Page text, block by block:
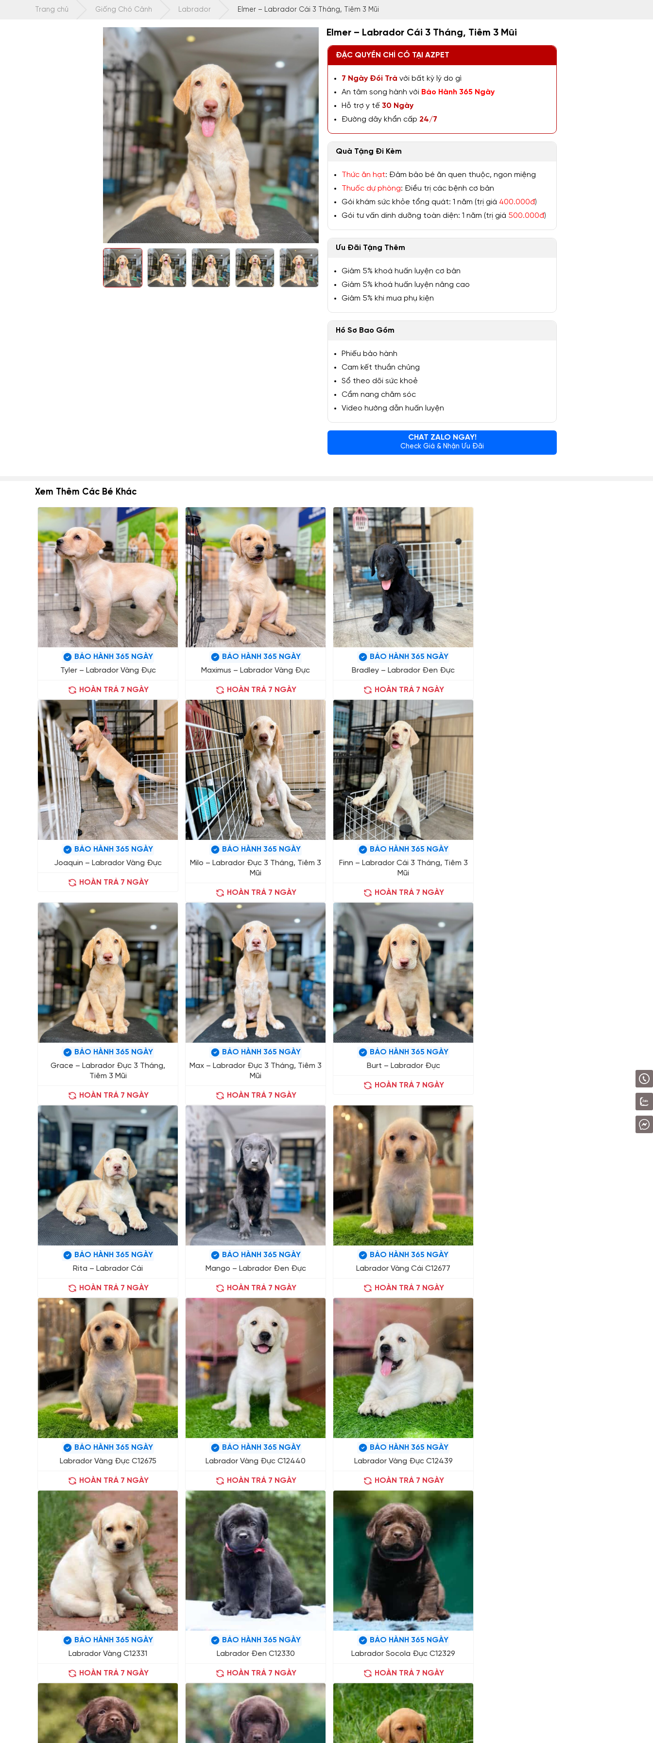
Trang chủ Giống Chó Cảnh Labrador Elmer – Labrador Cái 3 Tháng, Tiêm 3 Mũi
1/5
Elmer – Labrador Cái 3 Tháng, Tiêm 3 Mũi
ĐẶC QUYỀN CHỈ CÓ TẠI AZPET
7 Ngày Đổi Trả với bất kỳ lý do gì
An tâm song hành với Bảo Hành 365 Ngày
Hỗ trợ y tế 30 Ngày
Đường dây khẩn cấp 24/7
Quà Tặng Đi Kèm
Thức ăn hạt: Đảm bảo bé ăn quen thuộc, ngon miệng
Thuốc dự phòng: Điều trị các bệnh cơ bản
Gói khám sức khỏe tổng quát: 1 năm (trị giá 400.000đ)
Gói tư vấn dinh dưỡng toàn diện: 1 năm (trị giá 500.000đ)
Ưu Đãi Tặng Thêm
Giảm 5% khoá huấn luyện cơ bản
Giảm 5% khoá huấn luyện nâng cao
Giảm 5% khi mua phụ kiện
Hồ Sơ Bao Gồm
Phiếu bảo hành
Cam kết thuần chủng
Sổ theo dõi sức khoẻ
Cẩm nang chăm sóc
Video hướng dẫn huấn luyện
CHAT ZALO NGAY!
Check Giá & Nhận Ưu Đãi
Xem Thêm Các Bé Khác
BẢO HÀNH 365 NGÀY
Tyler – Labrador Vàng Đực
HOÀN TRẢ 7 NGÀY
BẢO HÀNH 365 NGÀY
Maximus – Labrador Vàng Đực
HOÀN TRẢ 7 NGÀY
BẢO HÀNH 365 NGÀY
Bradley – Labrador Đen Đực
HOÀN TRẢ 7 NGÀY
BẢO HÀNH 365 NGÀY
Joaquin – Labrador Vàng Đực
HOÀN TRẢ 7 NGÀY
BẢO HÀNH 365 NGÀY
Milo – Labrador Đực 3 Tháng, Tiêm 3
Mũi
HOÀN TRẢ 7 NGÀY
BẢO HÀNH 365 NGÀY
Finn – Labrador Cái 3 Tháng, Tiêm 3
Mũi
HOÀN TRẢ 7 NGÀY
BẢO HÀNH 365 NGÀY
Grace – Labrador Đực 3 Tháng,
Tiêm 3 Mũi
HOÀN TRẢ 7 NGÀY
BẢO HÀNH 365 NGÀY
Max – Labrador Đực 3 Tháng, Tiêm 3
Mũi
HOÀN TRẢ 7 NGÀY
BẢO HÀNH 365 NGÀY
Burt – Labrador Đực
HOÀN TRẢ 7 NGÀY
BẢO HÀNH 365 NGÀY
Rita – Labrador Cái
HOÀN TRẢ 7 NGÀY
BẢO HÀNH 365 NGÀY
Mango – Labrador Đen Đực
HOÀN TRẢ 7 NGÀY
BẢO HÀNH 365 NGÀY
Labrador Vàng Cái C12677
HOÀN TRẢ 7 NGÀY
BẢO HÀNH 365 NGÀY
Labrador Vàng Đực C12675
HOÀN TRẢ 7 NGÀY
BẢO HÀNH 365 NGÀY
Labrador Vàng Đực C12440
HOÀN TRẢ 7 NGÀY
BẢO HÀNH 365 NGÀY
Labrador Vàng Đực C12439
HOÀN TRẢ 7 NGÀY
BẢO HÀNH 365 NGÀY
Labrador Vàng C12331
HOÀN TRẢ 7 NGÀY
BẢO HÀNH 365 NGÀY
Labrador Đen C12330
HOÀN TRẢ 7 NGÀY
BẢO HÀNH 365 NGÀY
Labrador Socola Đực C12329
HOÀN TRẢ 7 NGÀY